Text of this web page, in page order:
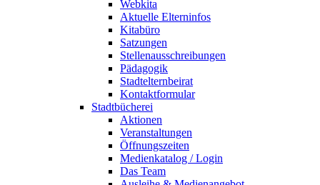
Webkita
Aktuelle Elterninfos
Kitabüro
Satzungen
Stellenausschreibungen
Pädagogik
Stadtelternbeirat
Kontaktformular
Stadtbücherei
Aktionen
Veranstaltungen
Öffnungszeiten
Medienkatalog / Login
Das Team